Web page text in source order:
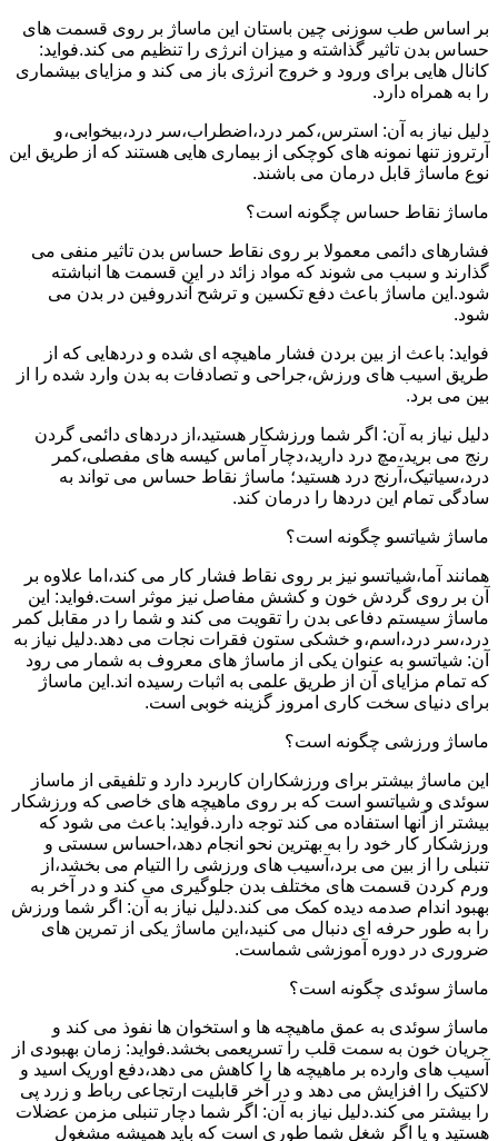
بر اساس طب سوزنی چین باستان این ماساژ بر روی قسمت های
حساس بدن تاثیر گذاشته و میزان انرژی را تنظیم می کند.فواید:
کانال هایی برای ورود و خروج انرژی باز می کند و مزایای بیشماری
را به همراه دارد.
دلیل نیاز به آن: استرس،کمر درد،اضطراب،سر درد،بیخوابی،و
آرتروز تنها نمونه های کوچکی از بیماری هایی هستند که از طریق این
نوع ماساژ قابل درمان می باشند.
ماساژ نقاط حساس چگونه است؟
فشارهای دائمی معمولا بر روی نقاط حساس بدن تاثیر منفی می
گذارند و سبب می شوند که مواد زائد در این قسمت ها انباشته
شود.این ماساژ باعث دفع تکسین و ترشح آندروفین در بدن می
شود.
فواید: باعث از بین بردن فشار ماهیچه ای شده و دردهایی که از
طریق اسیب های ورزش،جراحی و تصادفات به بدن وارد شده را از
بین می برد.
دلیل نیاز به آن: اگر شما ورزشکار هستید،از دردهای دائمی گردن
رنج می برید،مچ درد دارید،دچار آماس کیسه های مفصلی،کمر
درد،سیاتیک،آرنج درد هستید؛ ماساژ نقاط حساس می تواند به
سادگی تمام این دردها را درمان کند.
ماساژ شیاتسو چگونه است؟
همانند آما،شیاتسو نیز بر روی نقاط فشار کار می کند،اما علاوه بر
آن بر روی گردش خون و کشش مفاصل نیز موثر است.فواید: این
ماساژ سیستم دفاعی بدن را تقویت می کند و شما را در مقابل کمر
درد،سر درد،اسم،و خشکی ستون فقرات نجات می دهد.دلیل نیاز به
آن: شیاتسو به عنوان یکی از ماساژ های معروف به شمار می رود
که تمام مزایای آن از طریق علمی به اثبات رسیده اند.این ماساژ
برای دنیای سخت کاری امروز گزینه خوبی است.
ماساژ ورزشی چگونه است؟
این ماساژ بیشتر برای ورزشکاران کاربرد دارد و تلفیقی از ماساز
سوئدی و شیاتسو است که بر روی ماهیچه های خاصی که ورزشکار
بیشتر از آنها استفاده می کند توجه دارد.فواید: باعث می شود که
ورزشکار کار خود را به بهترین نحو انجام دهد،احساس سستی و
تنبلی را از بین می برد،آسیب های ورزشی را التیام می بخشد،از
ورم کردن قسمت های مختلف بدن جلوگیری می کند و در آخر به
بهبود اندام صدمه دیده کمک می کند.دلیل نیاز به آن: اگر شما ورزش
را به طور حرفه ای دنبال می کنید،این ماساژ یکی از تمرین های
ضروری در دوره آموزشی شماست.
ماساژ سوئدی چگونه است؟
ماساژ سوئدی به عمق ماهیچه ها و استخوان ها نفوذ می کند و
جریان خون به سمت قلب را تسریعمی بخشد.فواید: زمان بهبودی از
آسیب های وارده بر ماهیچه ها را کاهش می دهد،دفع اوریک اسید و
لاکتیک را افزایش می دهد و در آخر قابلیت ارتجاعی رباط و زرد پی
را بیشتر می کند.دلیل نیاز به آن: اگر شما دچار تنبلی مزمن عضلات
هستید و یا اگر شغل شما طوری است که باید همیشه مشغول